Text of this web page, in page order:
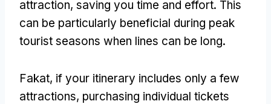
attraction, saving you time and effort. This
can be particularly beneficial during peak
tourist seasons when lines can be long.
Fakat, if your itinerary includes only a few
attractions, purchasing individual tickets